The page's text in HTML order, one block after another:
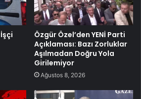
Özgür Özel’den YENİ Parti
Açıklaması: Bazı Zorluklar
Aşılmadan Doğru Yola
Girilemiyor
Ağustos 8, 2026